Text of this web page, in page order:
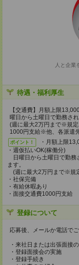
人と企業
待遇・福利厚生
【交通費】月額上限
曜日から土曜日で勤務さ
(週に最大2万円まで※規
1000円支給※他、各派遣
ポイント！
・月額上限
・週仮払いOK(稼働分)
日曜日から土曜日で勤務
ます。
(週に最大2万円まで※規
・社保完備
・有給休暇あり
・面接交通費1000円支給
登録について
応募後、メールか電話で
・来社日または出張面接
・登録面接会の実施
・登録手続き